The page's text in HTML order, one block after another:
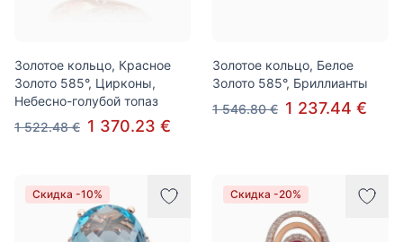
Золотое кольцо, Красное
Золото 585°, Цирконы,
Небесно-голубой топаз
1 522.48 € 1 370.23 €
Золотое кольцо, Белое
Золото 585°, Бриллианты
1 546.80 € 1 237.44 €
Скидка -10% Скидка -20%